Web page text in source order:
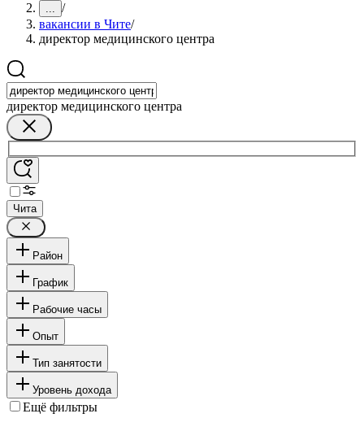
... /
вакансии в Чите/
директор медицинского центра
директор медицинского центра
Чита
Район
График
Рабочие часы
Опыт
Тип занятости
Уровень дохода
Ещё фильтры